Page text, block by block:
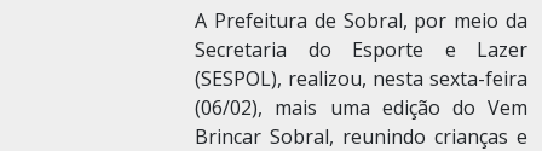
A Prefeitura de Sobral, por meio da
Secretaria do Esporte e Lazer
(SESPOL), realizou, nesta sexta-feira
(06/02), mais uma edição do Vem
Brincar Sobral, reunindo crianças e